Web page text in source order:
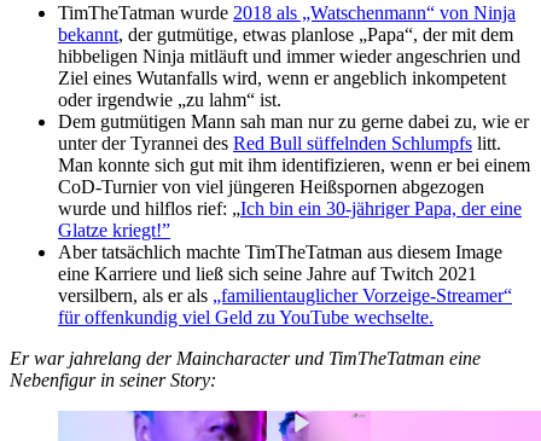
TimTheTatman wurde 2018 als „Watschenmann“ von Ninja
bekannt, der gutmütige, etwas planlose „Papa“, der mit dem
hibbeligen Ninja mitläuft und immer wieder angeschrien und
Ziel eines Wutanfalls wird, wenn er angeblich inkompetent
oder irgendwie
zu lahm
ist.
Dem gutmütigen Mann sah man nur zu gerne dabei zu, wie er
unter der Tyrannei des Red Bull süffelnden Schlumpfs litt.
Man konnte sich gut mit ihm identifizieren, wenn er bei einem
CoD-Turnier von viel jüngeren Heißspornen abgezogen
wurde und hilflos rief: „Ich bin ein 30-jähriger Papa, der eine
Glatze kriegt!”
Aber tatsächlich machte TimTheTatman aus diesem Image
eine Karriere und ließ sich seine Jahre auf Twitch 2021
versilbern, als er als „familientauglicher Vorzeige-Streamer“
für offenkundig viel Geld zu YouTube wechselte.
Er war jahrelang der Maincharacter und TimTheTatman eine
Nebenfigur in seiner Story: